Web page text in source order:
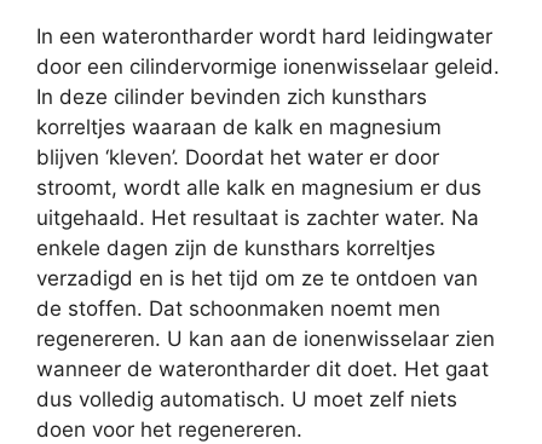
In een waterontharder wordt hard leidingwater
door een cilindervormige ionenwisselaar geleid.
In deze cilinder bevinden zich kunsthars
korreltjes waaraan de kalk en magnesium
blijven ‘kleven’. Doordat het water er door
stroomt, wordt alle kalk en magnesium er dus
uitgehaald. Het resultaat is zachter water. Na
enkele dagen zijn de kunsthars korreltjes
verzadigd en is het tijd om ze te ontdoen van
de stoffen. Dat schoonmaken noemt men
regenereren. U kan aan de ionenwisselaar zien
wanneer de waterontharder dit doet. Het gaat
dus volledig automatisch. U moet zelf niets
doen voor het regenereren.